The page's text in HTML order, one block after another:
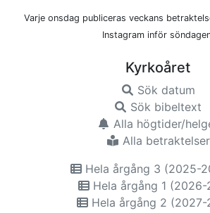
Varje onsdag publiceras veckans
Instagram inför
Kyrkoåret
Sök datum
Sök bibeltext
Alla högtider/
Alla betraktelser
Hela årgång 3 (2025-
Hela årgång 1 (2026-
Hela årgång 2 (2027-